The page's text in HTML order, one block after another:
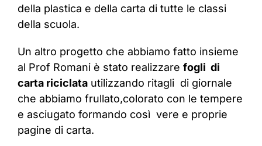
della plastica e della carta di tutte le classi
della scuola.
Un altro progetto che abbiamo fatto insieme
al Prof Romani è stato realizzare fogli di
carta riciclata utilizzando ritagli di giornale
che abbiamo frullato,colorato con le tempere
e asciugato formando così vere e proprie
pagine di carta.